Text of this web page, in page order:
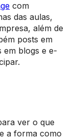
com
das aulas,
além de
posts em
em blogs e e-
ver o que
a forma como